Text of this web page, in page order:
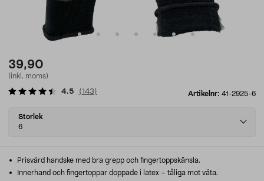
39,90
(inkl. moms)
Artikelnr: 41-2925-6
4.5 (143)
Select
variant
Storlek
6
Prisvärd handske med bra grepp och fingertoppskänsla.
Innerhand och fingertoppar doppade i latex – tåliga mot väta.